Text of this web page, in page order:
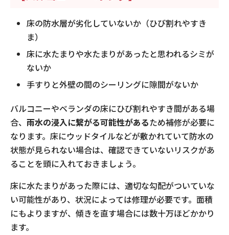
床の防水層が劣化していないか（ひび割れやすき
ま）
床に水たまりや水たまりがあったと思われるシミが
ないか
手すりと外壁の間のシーリングに隙間がないか
バルコニーやベランダの床にひび割れやすき間がある場
合、 雨水の浸入に繋がる可能性があるため補修が必要に
なります。床にウッドタイルなどが敷かれていて防水の
状態が見られない場合は、確認できていないリスクがあ
ることを頭に入れておきましょう。
床に水たまりがあった際には、適切な勾配がついていな
い可能性があり、状況によっては修理が必要です。面積
にもよりますが、傾きを直す場合には数十万ほどかかり
ます。